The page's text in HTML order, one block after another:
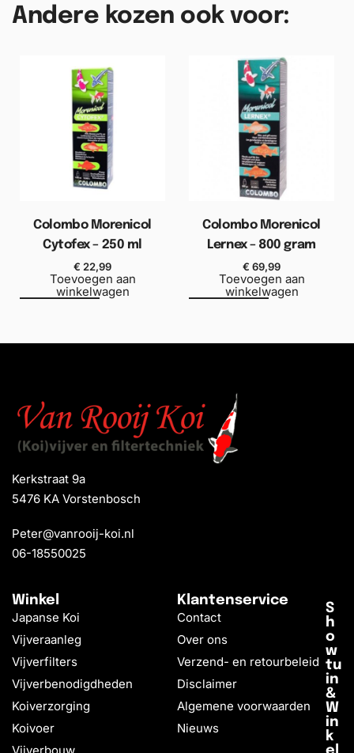
Andere kozen ook voor:
Colombo Morenicol
Cytofex – 250 ml
€ 22,99
Toevoegen aan
winkelwagen
Colombo Morenicol
Lernex – 800 gram
€ 69,99
Toevoegen aan
winkelwagen
Kerkstraat 9a
5476 KA Vorstenbosch
Peter@vanrooij-koi.nl
06-18550025
Winkel
Japanse Koi
Vijveraanleg
Vijverfilters
Vijverbenodigdheden
Koiverzorging
Koivoer
Klantenservice
Contact
Over ons
Verzend- en retourbeleid
Disclaimer
Algemene voorwaarden
Nieuws
S
h
o
w
tu
in
&
W
in
k